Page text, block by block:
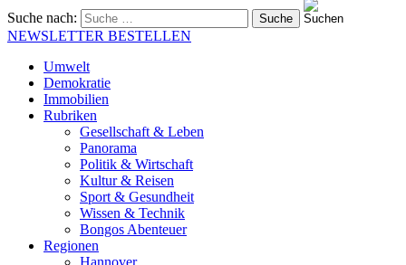
Suche nach:
NEWSLETTER BESTELLEN
Umwelt
Demokratie
Immobilien
Rubriken
Gesellschaft & Leben
Panorama
Politik & Wirtschaft
Kultur & Reisen
Sport & Gesundheit
Wissen & Technik
Bongos Abenteuer
Regionen
Hannover